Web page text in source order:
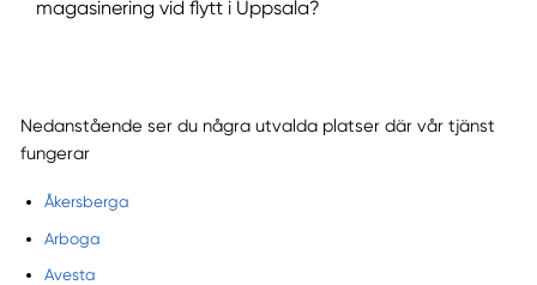
magasinering vid flytt i Uppsala?
Nedanstående ser du några utvalda platser där vår tjänst
fungerar
Åkersberga
Arboga
Avesta